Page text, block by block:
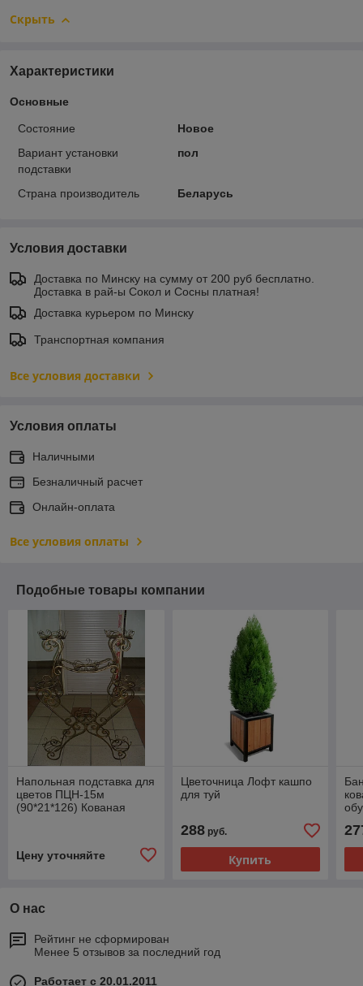
Скрыть
Характеристики
Основные
Состояние
Новое
Вариант установки
подставки
пол
Страна производитель Беларусь
Условия доставки
Доставка по Минску на сумму от 200 руб бесплатно.
Доставка в рай-ы Сокол и Сосны платная!
Доставка курьером по Минску
Транспортная компания
Все условия доставки
Условия оплаты
Наличными
Безналичный расчет
Онлайн-оплата
Все условия оплаты
Подобные товары компании
Напольная подставка для
цветов ПЦН-15м
(90*21*126) Кованая
Цену уточняйте
Цветочница Лофт кашпо
для туй
288руб.
Купить
О нас
Рейтинг не сформирован
Менее 5 отзывов за последний год
Работает с 20.01.2011